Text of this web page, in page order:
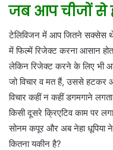
जब आप चीजों से
टेलिविजन में आप जितने सक्सेस थे
में फिल्में रिजेक्ट करना आसान
लेकिन रिजेक्ट करने के लिए भी
जो विचार व मत हैं, उससे हटकर
विचार कहीं न कहीं डगमगाने
किसी दूसरे क्रिएटिव काम पर
सोनम कपूर और अब नेहा धूपिया
कितना यकीन है?